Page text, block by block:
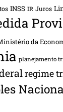
INSS IR Juros
da
planejamento
regime